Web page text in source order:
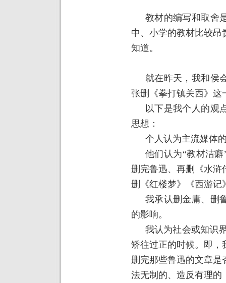
教材的编写和取舍
中、小学的教材比较
知道。
就在昨天，我和侯
张删《拳打镇关西》
以下是我个人的观
思想：
个人认为主流媒体
他们认为“教材洁
删完鲁迅、再删《水浒
删《红楼梦》《西游记
我承认删金庸、删
的影响。
我认为社会或知识
矫往过正的时候。即，
删完那些鲁迅的文章是
法无制的、造反有理的